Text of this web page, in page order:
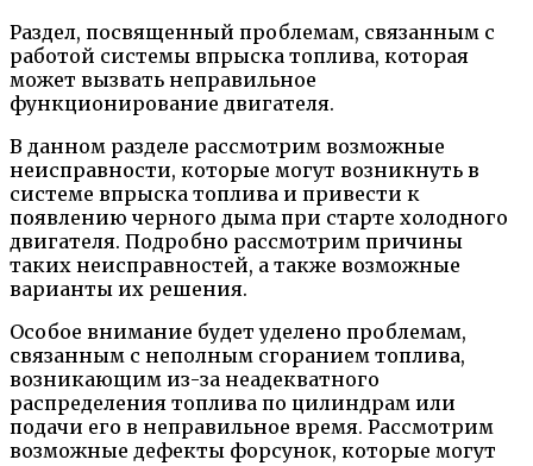
Раздел, посвященный проблемам, связанным с
работой системы впрыска топлива, которая
может вызвать неправильное
функционирование двигателя.
В данном разделе рассмотрим возможные
неисправности, которые могут возникнуть в
системе впрыска топлива и привести к
появлению черного дыма при старте холодного
двигателя. Подробно рассмотрим причины
таких неисправностей, а также возможные
варианты их решения.
Особое внимание будет уделено проблемам,
связанным с неполным сгоранием топлива,
возникающим из-за неадекватного
распределения топлива по цилиндрам или
подачи его в неправильное время. Рассмотрим
возможные дефекты форсунок, которые могут